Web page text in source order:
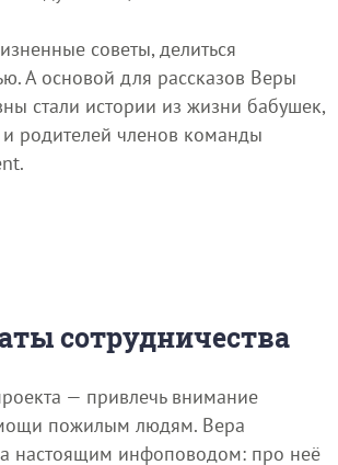
советы, делиться
А основой для рассказов Веры
стали истории из жизни бабушек,
родителей членов команды
сотрудничества
— привлечь внимание
пожилым людям. Вера
настоящим инфоповодом: про неё